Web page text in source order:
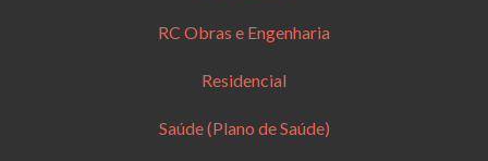
RC Obras e Engenharia
Residencial
Saúde (Plano de Saúde)